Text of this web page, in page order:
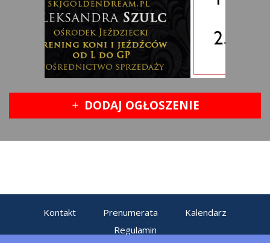
add DODAJ OGŁOSZENIE
Kontakt Prenumerata
Kalendarz
Regulamin